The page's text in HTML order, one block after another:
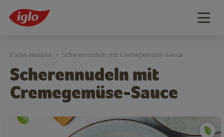
Scherennudeln mit
Cremegemüse-Sauce
Pasta-rezepte > Scherennudeln mit Cremegemüse-Sauce